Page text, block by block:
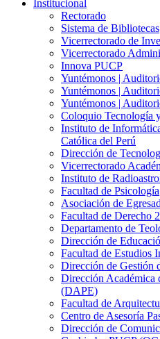
Institucional
Rectorado
Sistema de Bibliotecas
Vicerrectorado de
Vicerrectorado
Innova PUCP
Yuntémonos |
Yuntémonos |
Yuntémonos |
Coloquio Tecnología
Instituto de
Católica del Perú
Dirección de
Vicerrectorado
Instituto de
Facultad de Psicología
Asociación de
Facultad de Derecho 2
Departamento de
Dirección de
Facultad de Estudios
Dirección de Gestión
Dirección Académica
(DAPE)
Facultad de
Centro de Asesoría
Dirección de